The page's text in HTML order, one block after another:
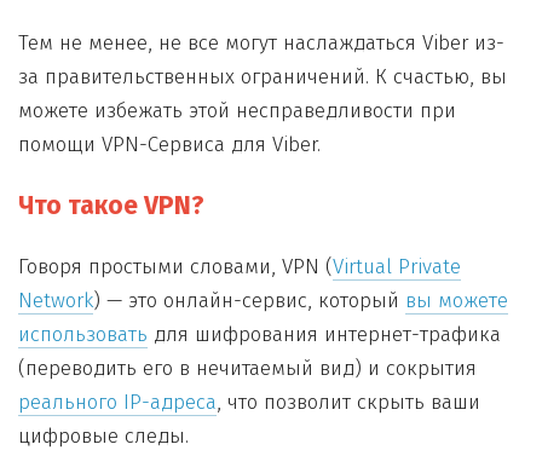
Тем не менее, не все могут наслаждаться Viber из-
за правительственных ограничений. К счастью, вы
можете избежать этой несправедливости при
помощи VPN-Сервиса для Viber.
Что такое VPN?
Говоря простыми словами, VPN (Virtual Private
Network) — это онлайн-сервис, который вы можете
использовать для шифрования интернет-трафика
(переводить его в нечитаемый вид) и сокрытия
реального IP-адреса, что позволит скрыть ваши
цифровые следы.